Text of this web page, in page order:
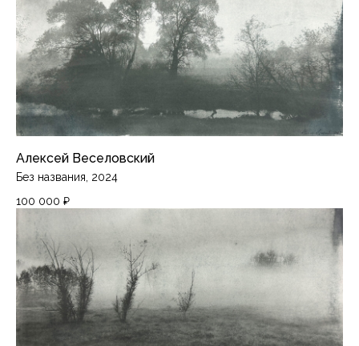
Алексей Веселовский
Без названия, 2024
100 000 ₽